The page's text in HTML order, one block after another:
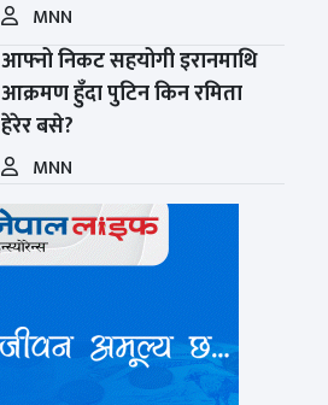
MNN
आफ्नो निकट सहयोगी इरानमाथि
आक्रमण हुँदा पुटिन किन रमिता
हेरेर बसे?
MNN